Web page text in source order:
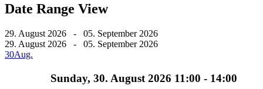
Date Range View
29. August 2026 - 05. September 2026
29. August 2026 - 05. September 2026
30Aug.
Sunday, 30. August 2026 11:00 - 14:00